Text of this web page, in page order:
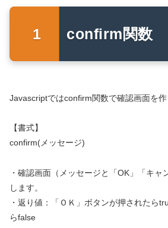
confirm関数
Javascriptではconfirm関数で確認画面を作
【書式】
confirm(メッセージ)
・確認画面（メッセージと「OK」「キャ
します。
・返り値：「ＯＫ」ボタンが押されたら
らfalse